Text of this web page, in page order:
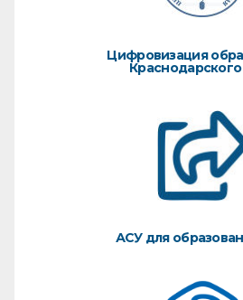
Цифровизация
АСУ для